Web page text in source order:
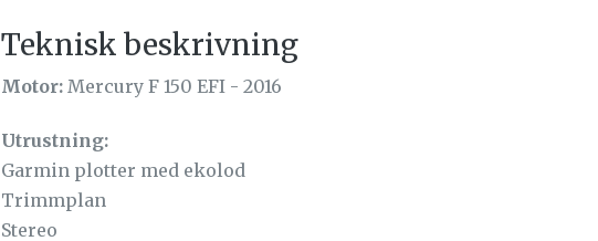
Teknisk beskrivning
Motor: Mercury F 150 EFI - 2016
Utrustning:
Garmin plotter med ekolod
Trimmplan
Stereo